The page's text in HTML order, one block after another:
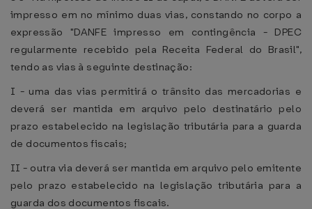
impresso em no mínimo duas vias, constando no corpo a
expressão "DANFE impresso em contingência - DPEC
regularmente recebido pela Receita Federal do Brasil",
tendo as vias à seguinte destinação:
I - uma das vias permitirá o trânsito das mercadorias e
deverá ser mantida em arquivo pelo destinatário pelo
prazo estabelecido na legislação tributária para a guarda
de documentos fiscais;
II - outra via deverá ser mantida em arquivo pelo emitente
pelo prazo estabelecido na legislação tributária para a
guarda dos documentos fiscais.